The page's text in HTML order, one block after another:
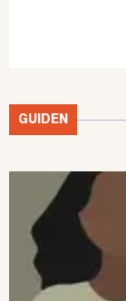
GUIDEN